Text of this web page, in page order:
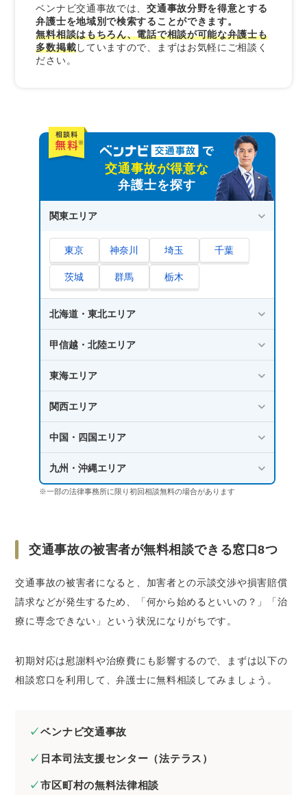
そんぽADRセンター
交通事故の被害に遭ったときは交通事故弁護士
ナビで弁護士を探そう
ベンナビ交通事故では、交通事故分野を得意とする
弁護士を地域別で検索することができます。
無料相談はもちろん、電話で相談が可能な弁護士も
多数掲載していますので、まずはお気軽にご相談く
ださい。
交通事故が得意な
弁護士を探す
関東エリア
東京 神奈川 埼玉 千葉
茨城 群馬 栃木
北海道・東北エリア
甲信越・北陸エリア
東海エリア
関西エリア
中国・四国エリア
九州・沖縄エリア
※一部の法律事務所に限り初回相談無料の場合があります
交通事故の被害者が無料相談できる窓口8つ
交通事故の被害者になると、加害者との示談交渉や損害賠償
請求などが発生するため、「何から始めるといいの？」「治
療に専念できない」という状況になりがちです。
初期対応は慰謝料や治療費にも影響するので、まずは以下の
相談窓口を利用して、弁護士に無料相談してみましょう。
ベンナビ交通事故
日本司法支援センター（法テラス）
市区町村の無料法律相談